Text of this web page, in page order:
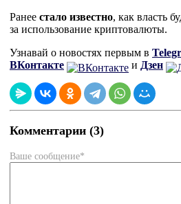
Ранее стало известно, как власть
за использование криптовалюты.
Узнавай о новостях первым в
ВКонтакте
и Дзен
Комментарии (3)
Ваше сообщение*